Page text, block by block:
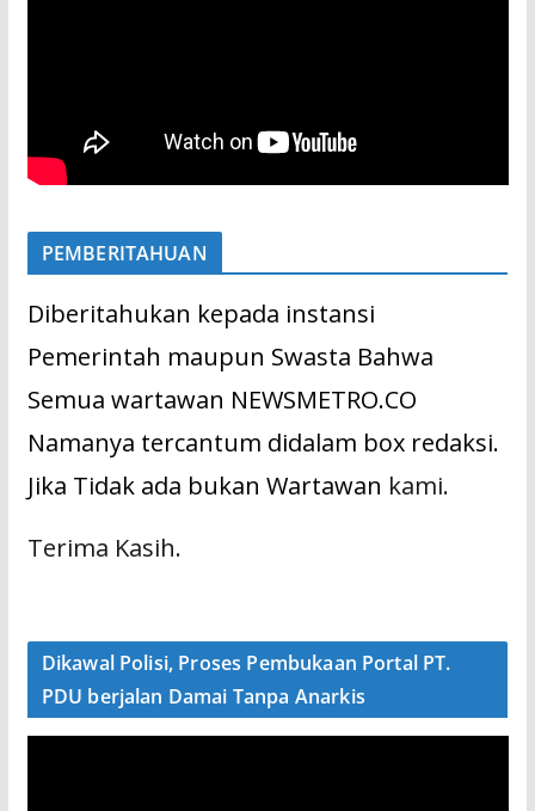
PEMBERITAHUAN
Diberitahukan kepada instansi
Pemerintah maupun Swasta Bahwa
Semua wartawan NEWSMETRO.CO
Namanya tercantum didalam box redaksi.
Jika Tidak ada bukan Wartawan kami.
Terima Kasih.
Dikawal Polisi, Proses Pembukaan Portal PT.
PDU berjalan Damai Tanpa Anarkis